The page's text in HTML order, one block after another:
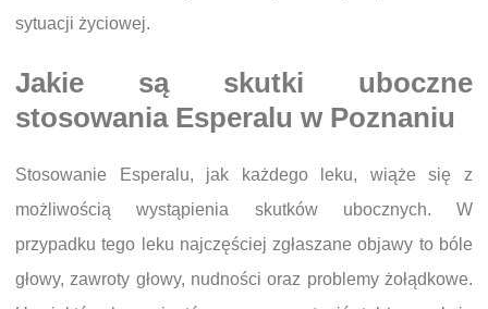
sytuacji życiowej.
Jakie są skutki uboczne
stosowania Esperalu w Poznaniu
Stosowanie Esperalu, jak każdego leku, wiąże się z
możliwością wystąpienia skutków ubocznych. W
przypadku tego leku najczęściej zgłaszane objawy to bóle
głowy, zawroty głowy, nudności oraz problemy żołądkowe.